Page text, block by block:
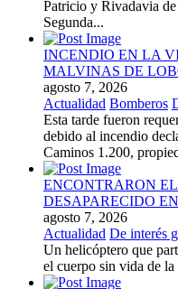
Patricio y Rivadavia
Segunda...
INCENDIO EN LA
MALVINAS DE
agosto 7, 2026
Actualidad Bomberos
Esta tarde fueron
debido al incendio
Caminos 1.200,
ENCONTRARON
DESAPARECIDO
agosto 7, 2026
Actualidad De interés
Un helicóptero que
el cuerpo sin vida de la